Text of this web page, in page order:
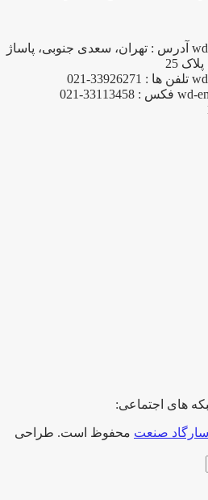
آدرس : تهران، سعدی جنوبی، پاساژ
25
تلفن ها : 33926271-021
فکس : 33113458-021
های اجتماعی:
صنعت محفوظ است. طراحی